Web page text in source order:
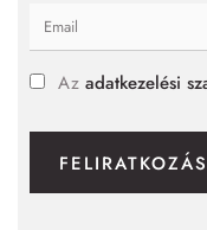
Az adatkezelési
FELIRATKOZÁS